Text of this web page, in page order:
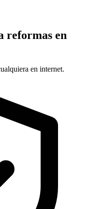
reformas en
en internet.